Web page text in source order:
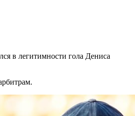
в легитимности гола Дениса